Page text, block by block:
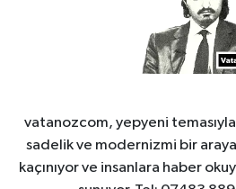
vatanozcom, yepyeni
sadelik ve modernizmi bir
kaçınıyor ve insanlara haber